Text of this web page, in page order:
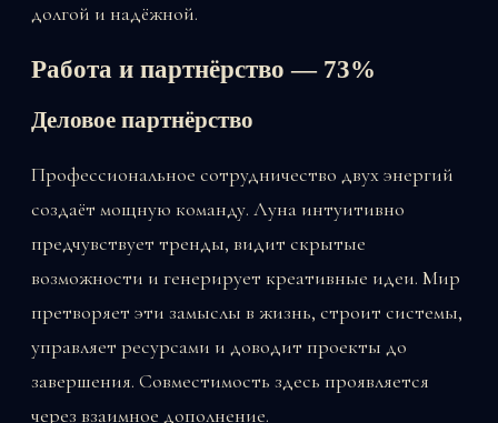
долгой и надёжной.
Работа и партнёрство — 73%
Деловое партнёрство
Профессиональное сотрудничество двух энергий
создаёт мощную команду. Луна интуитивно
предчувствует тренды, видит скрытые
возможности и генерирует креативные идеи. Мир
претворяет эти замыслы в жизнь, строит системы,
управляет ресурсами и доводит проекты до
завершения. Совместимость здесь проявляется
через взаимное дополнение.